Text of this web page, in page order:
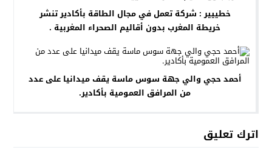
خطييير : شركة تعمل في مجال الطاقة بأكادير تنشر
خريطة المغرب بدون أقاليم الصحراء المغربية .
أحمد حجي والي جهة سوس ماسة يقف ميدانيا على عدد
من المرافق العمومية بأكادير.
اترك تعليق